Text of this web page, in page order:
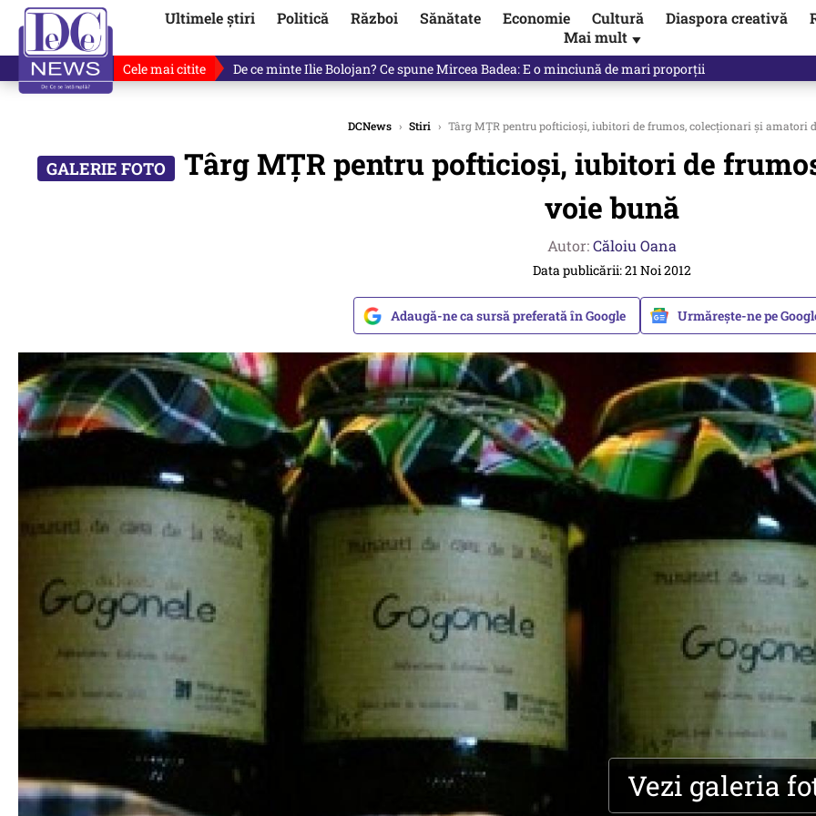
Ultimele știri Politică Război Sănătate Economie Cultură Diaspora creativă
Mai mult ▼
Cele mai citite Fotografia cu Ilie Bolojan care spune exact opusul unei decizii luate de propriul Guvern. Unde a
DCNews › Stiri › Târg MȚR pentru pofticioși, iubitori de frumos, colecționari și amatori
Târg MȚR pentru pofticioși, iubitori de
voie bună
Autor:Căloiu Oana
Data publicării: 21 Noi 2012
Adaugă-ne ca sursă preferată în Google Urmărește-ne pe
Vezi galeria